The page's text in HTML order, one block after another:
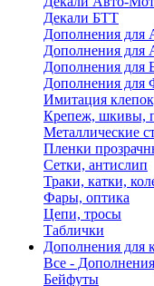
Декали БТТ
Дополнения для
Дополнения для
Дополнения для
Дополнения для
Имитация
Крепеж, шкивы,
Металлические
Пленки
Сетки, антислип
Траки, катки,
Фары, оптика
Цепи, тросы
Таблички
Дополнения для
Все -
Бейфуты